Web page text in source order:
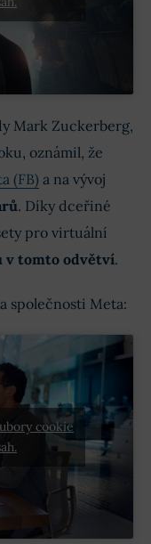
Mark Zuckerberg,
oznámil, že
(FB) a na vývoj
. Díky dceřiné
pro virtuální
v tomto odvětví.
společnosti Meta:
cookie